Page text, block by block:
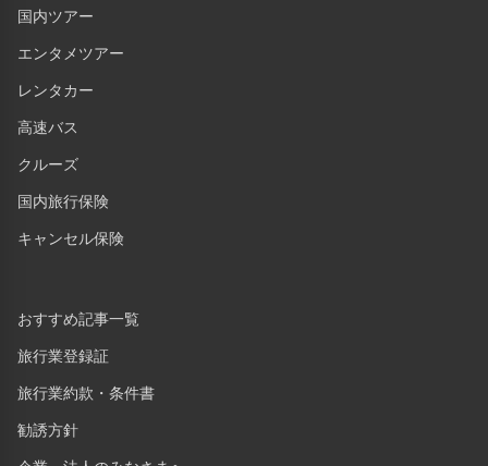
国内ツアー
エンタメツアー
レンタカー
高速バス
クルーズ
国内旅行保険
キャンセル保険
おすすめ記事一覧
旅行業登録証
旅行業約款・条件書
勧誘方針